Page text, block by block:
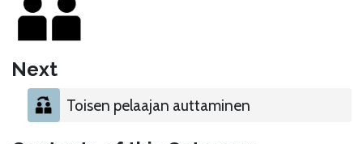
Next
Toisen pelaajan auttaminen